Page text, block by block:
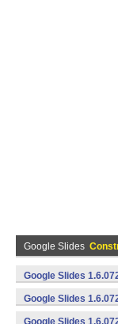
Google Slides
Google Slides
Google Slides
Google Slides